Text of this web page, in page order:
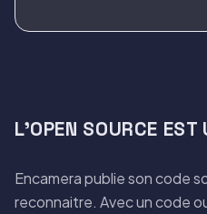
L'OPEN SOURCE EST
Encamera publie son code
reconnaitre. Avec un code